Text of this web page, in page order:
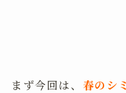
まず今回は、 春のシ